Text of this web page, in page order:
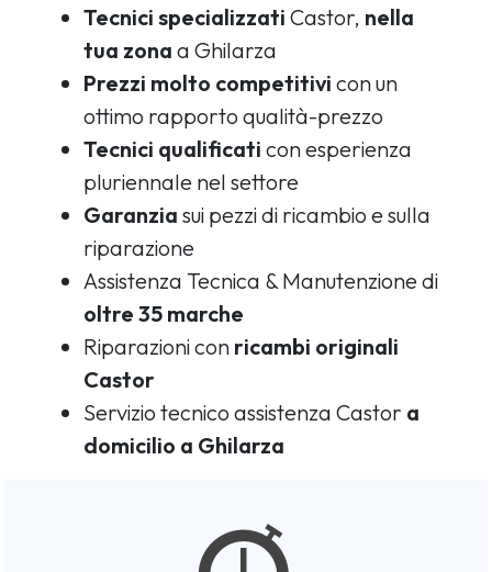
Tecnici specializzati Castor, nella
tua zona a Ghilarza
Prezzi molto competitivi con un
ottimo rapporto qualità-prezzo
Tecnici qualificati con esperienza
pluriennale nel settore
Garanzia sui pezzi di ricambio e sulla
riparazione
Assistenza Tecnica & Manutenzione di
oltre 35 marche
Riparazioni con ricambi originali
Castor
Servizio tecnico assistenza Castor a
domicilio a Ghilarza